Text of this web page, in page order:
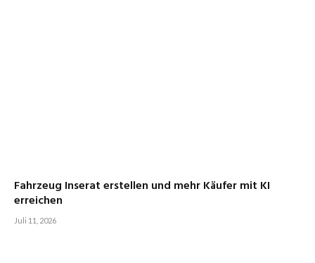
Fahrzeug Inserat erstellen und mehr Käufer mit KI
erreichen
Juli 11, 2026